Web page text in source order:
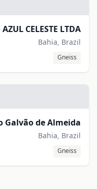
CELESTE LTDA
Bahia, Brazil
Gneiss
Galvão de Almeida
Bahia, Brazil
Gneiss